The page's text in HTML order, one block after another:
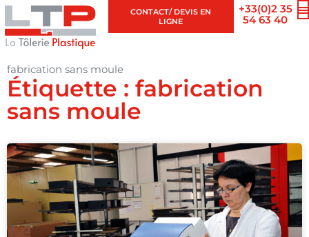
CONTACT/ DEVIS EN
LIGNE
+33(0)2 35
54 63 40
fabrication sans moule
Étiquette : fabrication
sans moule